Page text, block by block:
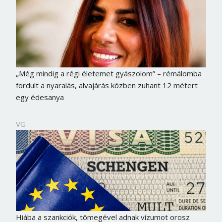
„Még mindig a régi életemet gyászolom” – rémálomba
fordult a nyaralás, alvajárás közben zuhant 12 métert
egy édesanya
VG
Hiába a szankciók, tömegével adnak vízumot orosz